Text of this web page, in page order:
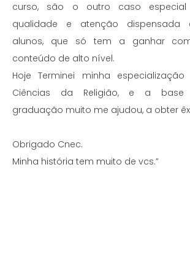
curso, são o outro caso
qualidade e atenção dispensada
alunos, que só tem a ganhar
conteúdo de alto nível.
Hoje Terminei minha especialização
Ciências da Religião, e a base
graduação muito me ajudou, a obter
Obrigado Cnec.
Minha história tem muito de vcs.”